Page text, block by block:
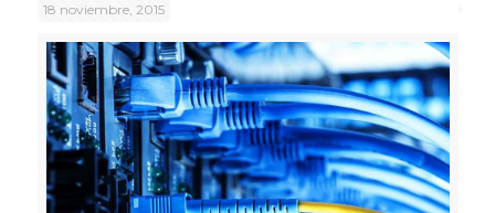
18 noviembre, 2015